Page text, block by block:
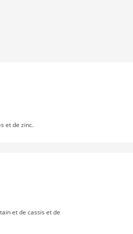
et de zinc.
et de cassis et de